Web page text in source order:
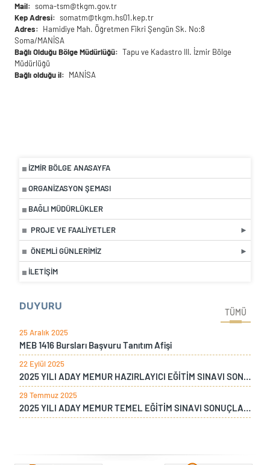
S.S.S.
İZMIR BÖLGE ANASAYFA
ORGANIZASYON ŞEMASI
BAĞLI MÜDÜRLÜKLER
PROJE VE FAALIYETLER
ÖNEMLI GÜNLERIMIZ
İLETIŞIM
DUYURU
TÜMÜ
25 Aralık 2025
MEB 1416 Bursları Başvuru Tanıtım Afişi
22 Eylül 2025
2025 YILI ADAY MEMUR HAZIRLAYICI EĞİTİM SINAVI SONUÇLARI
29 Temmuz 2025
2025 YILI ADAY MEMUR TEMEL EĞİTİM SINAVI SONUÇLARI
Mail
soma-tsm@tkgm.gov.tr
Kep Adresi
somatm@tkgm.hs01.kep.tr
Adres
Hamidiye Mah. Öğretmen Fikri Şengün Sk. No:8
Soma/MANİSA
Bağlı Olduğu Bölge Müdürlüğü
Tapu ve Kadastro III. İzmir Bölge
Müdürlüğü
Bağlı olduğu il
MANİSA